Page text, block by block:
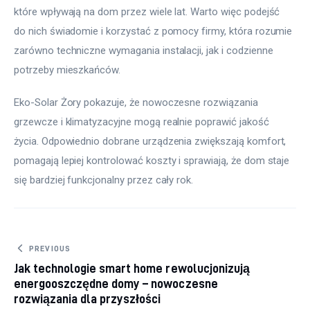
które wpływają na dom przez wiele lat. Warto więc podejść
do nich świadomie i korzystać z pomocy firmy, która rozumie
zarówno techniczne wymagania instalacji, jak i codzienne
potrzeby mieszkańców.
Eko-Solar Żory pokazuje, że nowoczesne rozwiązania
grzewcze i klimatyzacyjne mogą realnie poprawić jakość
życia. Odpowiednio dobrane urządzenia zwiększają komfort,
pomagają lepiej kontrolować koszty i sprawiają, że dom staje
się bardziej funkcjonalny przez cały rok.
Nawigacja wpisu
PREVIOUS
Jak technologie smart home rewolucjonizują
energooszczędne domy – nowoczesne
rozwiązania dla przyszłości